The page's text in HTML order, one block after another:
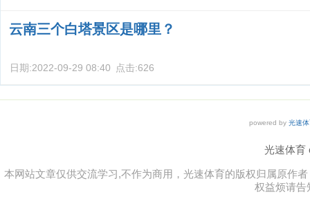
云南三个白塔景区是哪里？
日期:2022-09-29 08:40 点击:626
powered by 光速
光速体育
本网站文章仅供交流学习,不作为商用，光速体育的版权归属原作
权益烦请告